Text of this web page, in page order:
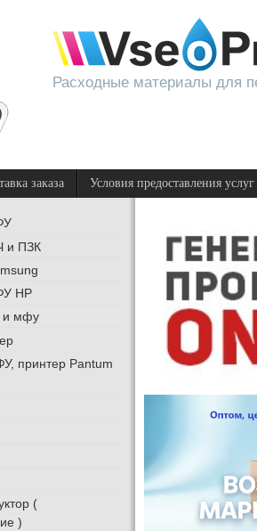
Расходные материалы для
заказа Условия предоставления услуг
и ПЗК
HP
и мфу
принтер Pantum
(
)